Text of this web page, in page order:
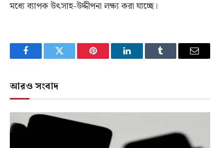
মধ্যে ব্যাপক উৎসাহ-উদ্দীপনা লক্ষ্য করা যাচ্ছে।
FacebookTwitter Pinterest LinkedInTumblr Email
আরও সংবাদ